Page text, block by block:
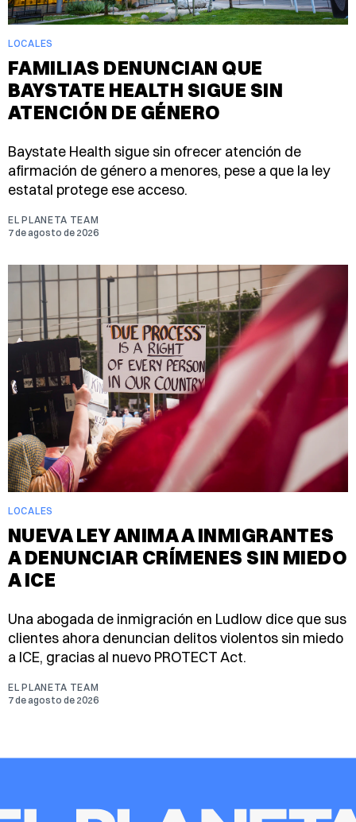
LOCALES
FAMILIAS DENUNCIAN QUE
BAYSTATE HEALTH SIGUE SIN
ATENCIÓN DE GÉNERO
Baystate Health sigue sin ofrecer atención de
afirmación de género a menores, pese a que la ley
estatal protege ese acceso.
EL PLANETA TEAM
7 de agosto de 2026
LOCALES
NUEVA LEY ANIMA A INMIGRANTES
A DENUNCIAR CRÍMENES SIN MIEDO
A ICE
Una abogada de inmigración en Ludlow dice que sus
clientes ahora denuncian delitos violentos sin miedo
a ICE, gracias al nuevo PROTECT Act.
EL PLANETA TEAM
7 de agosto de 2026